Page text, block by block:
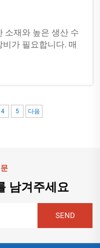
소재와 높은 생산 수
가 필요합니다. 매
기계를 시장에서 찾
제품을 검토해야 합
4 5 다음
남겨주세요